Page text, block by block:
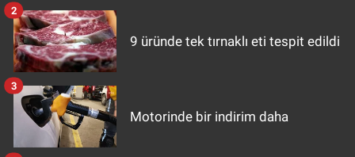
9 üründe tek tırnaklı eti tespit edildi
2
Motorinde bir indirim daha
3